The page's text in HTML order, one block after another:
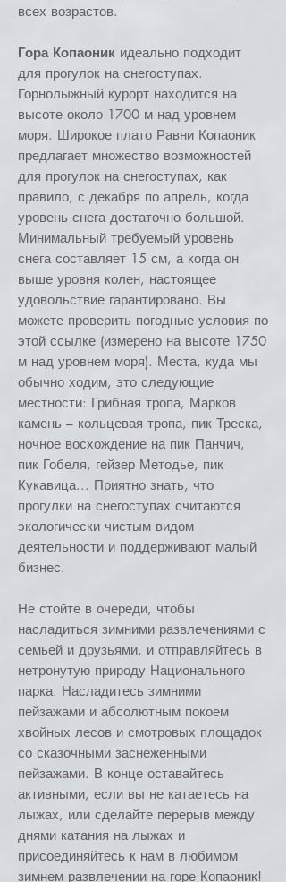
всех возрастов.
Гора Копаоник идеально подходит
для прогулок на снегоступах.
Горнолыжный курорт находится на
высоте около 1700 м над уровнем
моря. Широкое плато Равни Копаоник
предлагает множество возможностей
для прогулок на снегоступах, как
правило, с декабря по апрель, когда
уровень снега достаточно большой.
Минимальный требуемый уровень
снега составляет 15 см, а когда он
выше уровня колен, настоящее
удовольствие гарантировано. Вы
можете проверить погодные условия по
этой ссылке (измерено на высоте 1750
м над уровнем моря). Места, куда мы
обычно ходим, это следующие
местности: Грибная тропа, Марков
камень – кольцевая тропа, пик Треска,
ночное восхождение на пик Панчич,
пик Гобеля, гейзер Методье, пик
Кукавица... Приятно знать, что
прогулки на снегоступах считаются
экологически чистым видом
деятельности и поддерживают малый
бизнес.
Не стойте в очереди, чтобы
насладиться зимними развлечениями с
семьей и друзьями, и отправляйтесь в
нетронутую природу Национального
парка. Насладитесь зимними
пейзажами и абсолютным покоем
хвойных лесов и смотровых площадок
со сказочными заснеженными
пейзажами. В конце оставайтесь
активными, если вы не катаетесь на
лыжах, или сделайте перерыв между
днями катания на лыжах и
присоединяйтесь к нам в любимом
зимнем развлечении на горе Копаоник!